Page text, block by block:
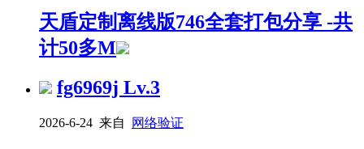
天盾定制离线版746全套打包分享 -共
计50多M
fg6969j Lv.3
2026-6-24 来自 网络验证